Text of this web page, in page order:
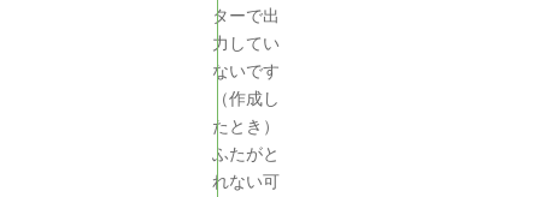
ターで出
力してい
ないです
（作成し
たとき）
ふたがと
れない可